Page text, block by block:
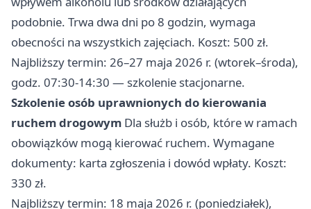
podobnie. Trwa dwa dni po 8 godzin, wymaga
obecności na wszystkich zajęciach. Koszt: 500 zł.
Najbliższy termin: 26–27 maja 2026 r. (wtorek–środa),
godz. 07:30-14:30 — szkolenie stacjonarne.
Szkolenie osób uprawnionych do kierowania
ruchem drogowym Dla służb i osób, które w ramach
obowiązków mogą kierować ruchem. Wymagane
dokumenty: karta zgłoszenia i dowód wpłaty. Koszt:
330 zł.
Najbliższy termin: 18 maja 2026 r. (poniedziałek),